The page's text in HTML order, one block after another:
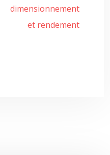
dimensionnement
et rendement